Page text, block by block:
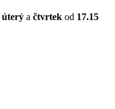
úterý a čtvrtek od 17.15